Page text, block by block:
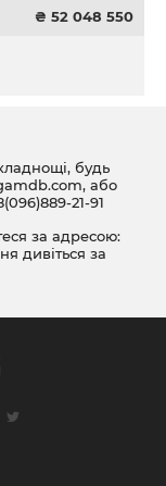
₴ 52 048 550
будь
, або
21-91
за адресою:
дивіться за